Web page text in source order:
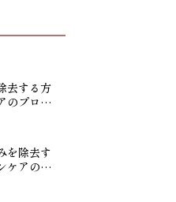
去する方
のプロが
を除去す
ケアのプ